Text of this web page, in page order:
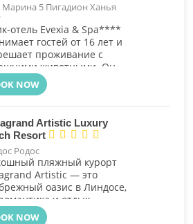
Марина 5 Пигадион Ханья
отель Evexia & Spa****
гостей от 16 лет и
проживание с
животными. Он
всего в 50 метрах
песчаного
Агия Марина в Ханье на
Крит.
NOW
Artistic Luxury
Resort





Родос
пляжный курорт
Artistic — это
оазис в Линдосе,
и отдых
переплетаются.
NOW